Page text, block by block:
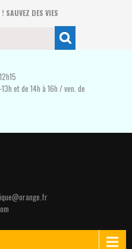
SAUVEZ DES VIES
et de 14h à 16h / ven. de